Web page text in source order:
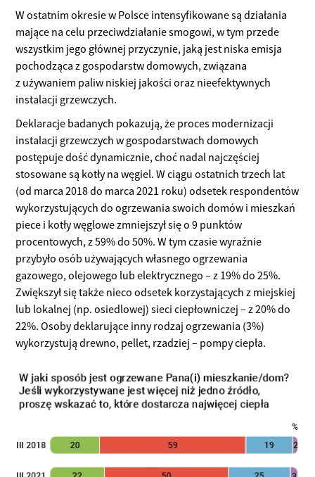
W ostatnim okresie w Polsce intensyfikowane są działania
mające na celu przeciwdziałanie smogowi, w tym przede
wszystkim jego głównej przyczynie, jaką jest niska emisja
pochodząca z gospodarstw domowych, związana
z używaniem paliw niskiej jakości oraz nieefektywnych
instalacji grzewczych.
Deklaracje badanych pokazują, że proces modernizacji
instalacji grzewczych w gospodarstwach domowych
postępuje dość dynamicznie, choć nadal najczęściej
stosowane są kotły na węgiel. W ciągu ostatnich trzech lat
(od marca 2018 do marca 2021 roku) odsetek respondentów
wykorzystujących do ogrzewania swoich domów i mieszkań
piece i kotły węglowe zmniejszył się o 9 punktów
procentowych, z 59% do 50%. W tym czasie wyraźnie
przybyło osób używających własnego ogrzewania
gazowego, olejowego lub elektrycznego – z 19% do 25%.
Zwiększył się także nieco odsetek korzystających z miejskiej
lub lokalnej (np. osiedlowej) sieci ciepłowniczej – z 20% do
22%. Osoby deklarujące inny rodzaj ogrzewania (3%)
wykorzystują drewno, pellet, rzadziej – pompy ciepła.